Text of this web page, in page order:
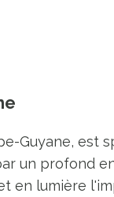
Guyane, est
un profond
en lumière